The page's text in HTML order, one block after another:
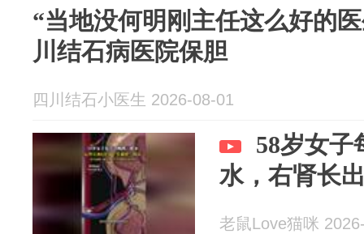
“当地没何明刚主任这么好的
川结石病医院保胆
四川结石小医生 2026-08-01
58岁女子
水，右肾长
老鼠Love猫咪